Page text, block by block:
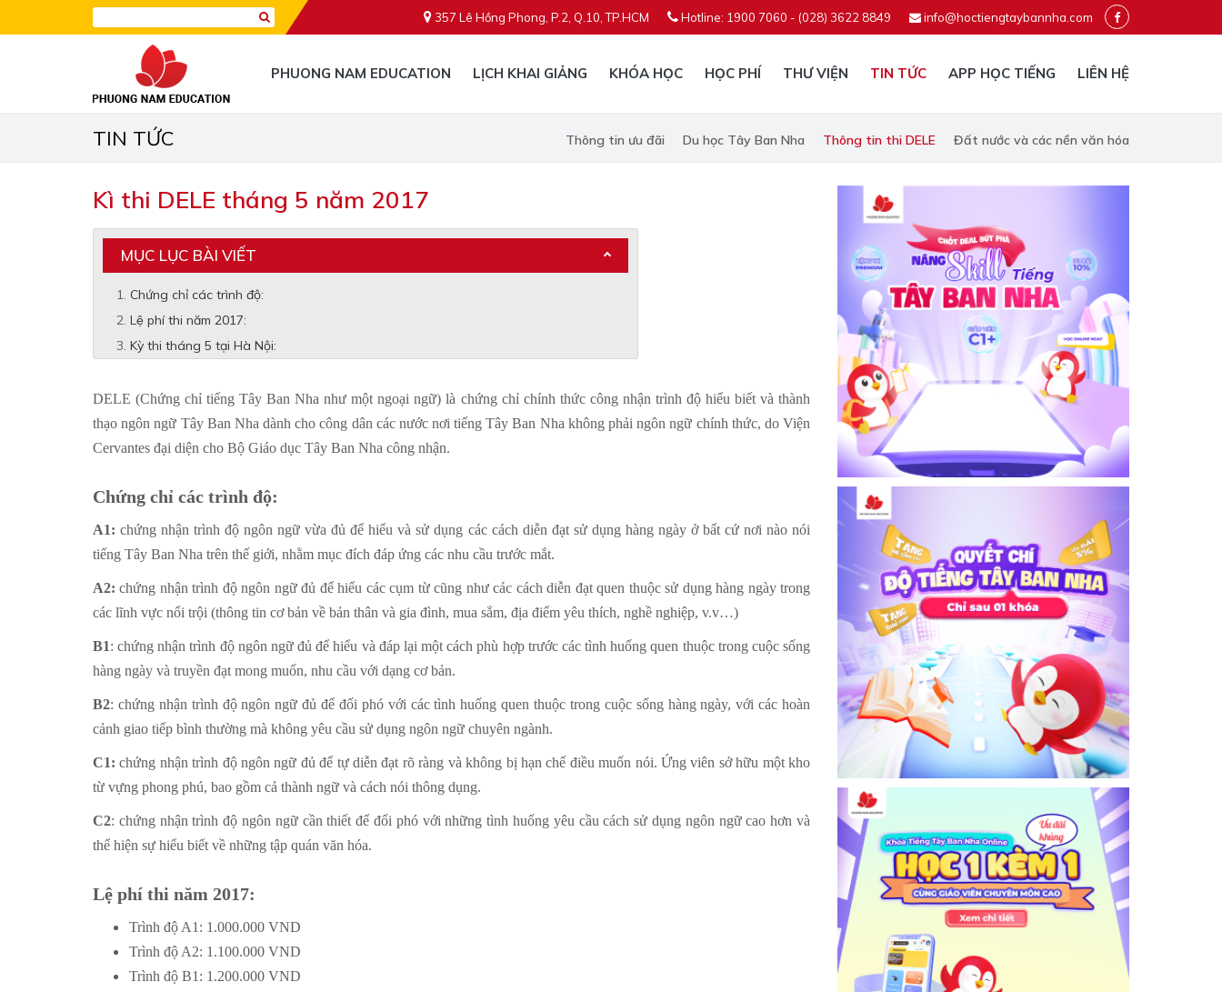
357 Lê Hồng Phong, P.2, Q.10, TP.HCM Hotline: 1900 7060 - (028) 3622 8849 info@hoctiengtaybannha.com
PHUONG NAM EDUCATION LỊCH KHAI GIẢNG KHÓA HỌC HỌC PHÍ THƯ VIỆN TIN TỨC APP HỌC TIẾNG LIÊN HỆ
TIN TỨC Thông tin ưu đãi Du học Tây Ban Nha Thông tin thi DELE Đất nước và các nền văn hóa
Kì thi DELE tháng 5 năm 2017
MỤC LỤC BÀI VIẾT
Chứng chỉ các trình độ:
Lệ phí thi năm 2017:
Kỳ thi tháng 5 tại Hà Nội:
DELE (Chứng chỉ tiếng Tây Ban Nha như một ngoại ngữ) là chứng chỉ chính thức công nhận trình độ hiểu biết và thành
thạo ngôn ngữ Tây Ban Nha dành cho công dân các nước nơi tiếng Tây Ban Nha không phải ngôn ngữ chính thức, do Viện
Cervantes đại diện cho Bộ Giáo dục Tây Ban Nha công nhận.
Chứng chỉ các trình độ:
A1: chứng nhận trình độ ngôn ngữ vừa đủ để hiểu và sử dụng các cách diễn đạt sử dụng hàng ngày ở bất cứ nơi nào nói
tiếng Tây Ban Nha trên thế giới, nhằm mục đích đáp ứng các nhu cầu trước mắt.
A2: chứng nhận trình độ ngôn ngữ đủ để hiểu các cụm từ cũng như các cách diễn đạt quen thuộc sử dụng hàng ngày trong
các lĩnh vực nổi trội (thông tin cơ bản về bản thân và gia đình, mua sắm, địa điểm yêu thích, nghề nghiệp, v.v…)
B1: chứng nhận trình độ ngôn ngữ đủ để hiểu và đáp lại một cách phù hợp trước các tình huống quen thuộc trong cuộc sống
hàng ngày và truyền đạt mong muốn, nhu cầu với dạng cơ bản.
B2: chứng nhận trình độ ngôn ngữ đủ để đối phó với các tình huống quen thuộc trong cuộc sống hàng ngày, với các hoàn
cảnh giao tiếp bình thường mà không yêu cầu sử dụng ngôn ngữ chuyên ngành.
C1: chứng nhận trình độ ngôn ngữ đủ để tự diễn đạt rõ ràng và không bị hạn chế điều muốn nói. Ứng viên sở hữu một kho
từ vựng phong phú, bao gồm cả thành ngữ và cách nói thông dụng.
C2: chứng nhận trình độ ngôn ngữ cần thiết để đối phó với những tình huống yêu cầu cách sử dụng ngôn ngữ cao hơn và
thể hiện sự hiểu biết về những tập quán văn hóa.
Lệ phí thi năm 2017:
Trình độ A1: 1.000.000 VND
Trình độ A2: 1.100.000 VND
Trình độ B1: 1.200.000 VND